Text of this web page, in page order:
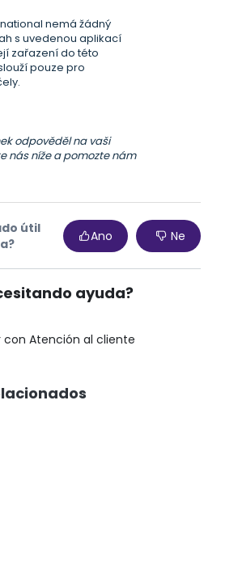
nemá žádný
s uvedenou aplikací
zařazení do této
pouze pro
odpověděl na vaši
nás níže a pomozte nám
útil
Ano Ne
ayuda?
Atención al cliente